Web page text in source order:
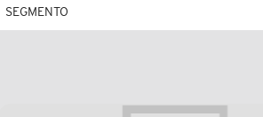
SEGMENTO